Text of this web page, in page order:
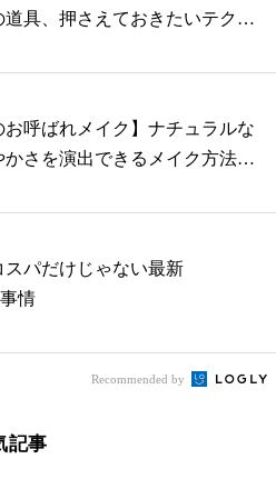
道具、押さえておきたいテクニ
お呼ばれメイク】ナチュラルな
かさを演出できるメイク方法を
スパだけじゃない最新
事情
Recommended by
記事